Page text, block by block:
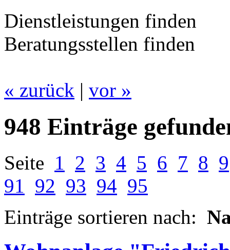
Dienstleistungen finden
Beratungsstellen finden
« zurück | vor »
948 Einträge
Seite 1 2 3 4 5 6 7 8 9
91 92 93 94 95
Einträge sortieren nach: